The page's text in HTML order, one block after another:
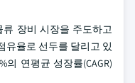
장비 시장을 주도하고
유율로 선두를 달리고 있
의 연평균 성장률(CAGR)